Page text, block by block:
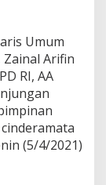
Umum
Zainal Arifin
RI, AA
(5/4/2021)